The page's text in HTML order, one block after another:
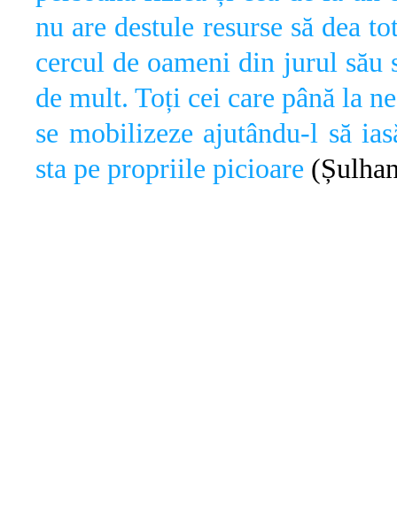
nu are destule resurse să dea
cercul de oameni din jurul său
de mult. Toți cei care până la
se mobilizeze ajutându-l să
sta pe propriile picioare